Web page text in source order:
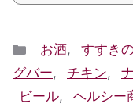
Categories
お酒, すすき
グバー, チキン,
ビール, ヘルシー